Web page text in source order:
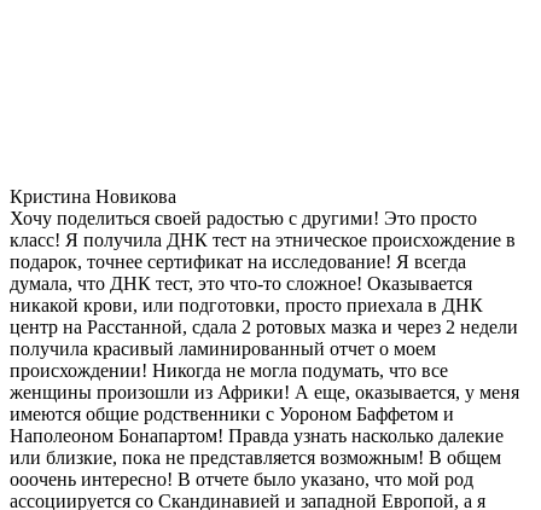
Кристина Новикова
Хочу поделиться своей радостью с другими! Это просто
класс! Я получила ДНК тест на этническое происхождение в
подарок, точнее сертификат на исследование! Я всегда
думала, что ДНК тест, это что-то сложное! Оказывается
никакой крови, или подготовки, просто приехала в ДНК
центр на Расстанной, сдала 2 ротовых мазка и через 2 недели
получила красивый ламинированный отчет о моем
происхождении! Никогда не могла подумать, что все
женщины произошли из Африки! А еще, оказывается, у меня
имеются общие родственники с Уороном Баффетом и
Наполеоном Бонапартом! Правда узнать насколько далекие
или близкие, пока не представляется возможным! В общем
ооочень интересно! В отчете было указано, что мой род
ассоциируется со Скандинавией и западной Европой, а я